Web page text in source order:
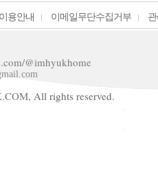
이용안내 이메일무단수집거부
@imhyukhome
All rights reserved.